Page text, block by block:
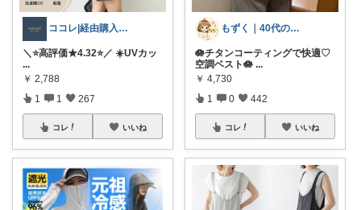
ココレ|経由購入ありがとうございます🌷
＼⭐️高評価★4.32⭐️／ ☀️UVカッ
...
￥ 2,788
1 1 267
コレ いいね
もずく｜40代の暮らし×在宅ワーク
🪷チタンコーティングで快適♡
空調ベスト🪷 ...
￥ 4,730
1 0 442
コレ いいね